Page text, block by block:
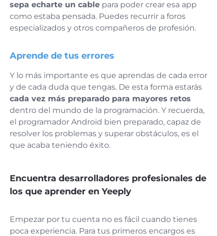
sepa echarte un cable para poder crear esa app
como estaba pensada. Puedes recurrir a foros
especializados y otros compañeros de profesión.
Aprende de tus errores
Y lo más importante es que aprendas de cada error
y de cada duda que tengas. De esta forma estarás
cada vez más preparado para mayores retos
dentro del mundo de la programación. Y recuerda,
el programador Android bien preparado, capaz de
resolver los problemas y superar obstáculos, es el
que acaba teniendo éxito.
Encuentra desarrolladores profesionales de
los que aprender en Yeeply
Empezar por tu cuenta no es fácil cuando tienes
poca experiencia. Para tus primeros encargos es